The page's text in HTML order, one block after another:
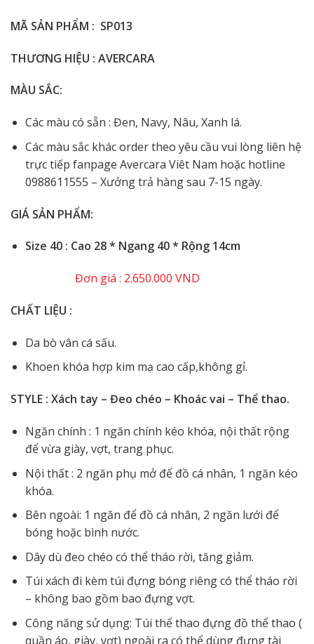
MÃ SẢN PHẨM : SP013
THƯƠNG HIỆU : AVERCARA
MÀU SẮC:
Các màu có sẵn : Đen, Navy, Nâu, Xanh lá.
Các màu sắc khác order theo yêu cầu vui lòng liên hệ
trực tiếp fanpage Avercara Viêt Nam hoặc hotline
0988611555 – Xưởng trả hàng sau 7-15 ngày.
GIÁ SẢN PHẨM:
Size 40 : Cao 28 * Ngang 40 * Rộng 14cm
Đơn giá : 2.650.000 VND
CHẤT LIỆU :
Da bò vân cá sấu.
Khoen khóa hợp kim mạ cao cấp,không gỉ.
STYLE : Xách tay – Đeo chéo – Khoác vai – Thể thao.
Ngăn chính : 1 ngăn chính kéo khóa, nội thất rộng
để vừa giày, vợt, trang phục.
Nội thất : 2 ngăn phụ mở để đồ cá nhân, 1 ngăn kéo
khóa.
Bên ngoài: 1 ngăn để đồ cá nhân, 2 ngăn lưới để
bóng hoặc bình nước.
Dây dù đeo chéo có thể tháo rời, tăng giảm.
Túi xách đi kèm túi đựng bóng riêng có thể tháo rời
– không bao gồm bao đựng vợt.
Công năng sử dụng: Túi thể thao đựng đồ thể thao (
quần áo, giày, vợt) ngoài ra có thể dùng đựng tài